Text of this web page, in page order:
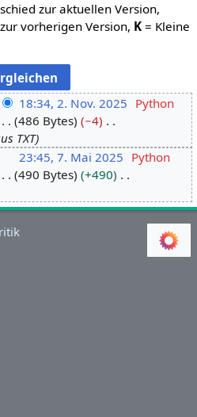
zur aktuellen Version,
vorherigen Version, K= Kleine
18:34, 2. Nov. 2025 Python
486 Bytes
−4
TXT
23:45, 7. Mai 2025 Python
490 Bytes
+490